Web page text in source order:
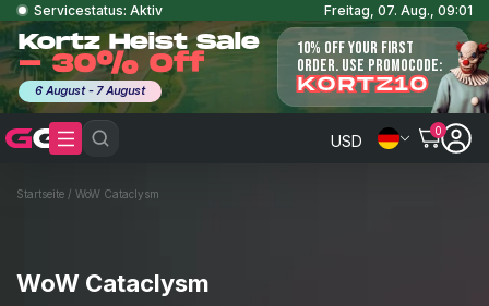
Servicestatus: Aktiv Freitag, 07. Aug., 09:01
Kortz Heist Sale
- 30% Off
6 August - 7 August
10% OFF YOUR FIRST
ORDER. USE PROMOCODE:
KORTZ10
USD
0
Startseite / WoW Cataclysm
WoW Cataclysm